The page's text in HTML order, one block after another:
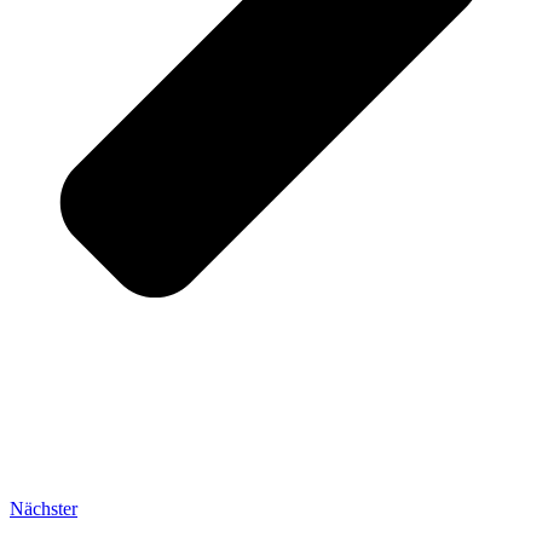
Nächster